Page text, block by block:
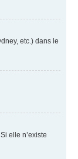
etc.) dans le
elle n’existe